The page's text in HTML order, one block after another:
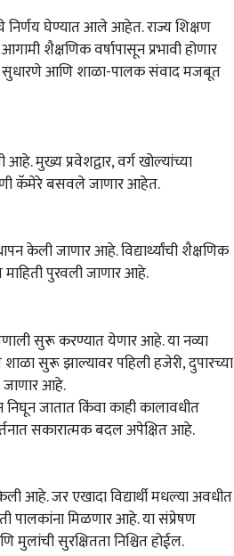
निर्णय घेण्यात आले आहेत. राज्य शिक्षण
शैक्षणिक वर्षापासून प्रभावी होणार
सुधारणे आणि शाळा-पालक संवाद मजबूत
मुख्य प्रवेशद्वार, वर्ग खोल्यांच्या
कॅमेरे बसवले जाणार आहेत.
केली जाणार आहे. विद्यार्थ्यांची शैक्षणिक
पुरवली जाणार आहे.
सुरू करण्यात येणार आहे. या नव्या
सुरू झाल्यावर पहिली हजेरी, दुपारच्या
आहे.
जातात किंवा काही कालावधीत
सकारात्मक बदल अपेक्षित आहे.
आहे. जर एखादा विद्यार्थी मधल्या अवधीत
पालकांना मिळणार आहे. या संप्रेषण
सुरक्षितता निश्चित होईल.